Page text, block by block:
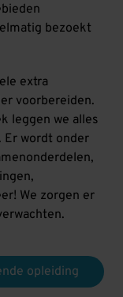
bezoekt
extra
voorbereiden.
leggen we alles
Er wordt onder
We zorgen er
opleiding